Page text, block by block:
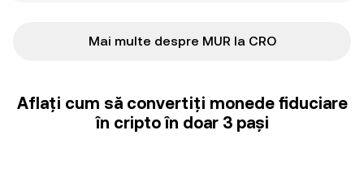
Mai multe despre MUR la CRO
Aflați cum să convertiți monede fiduciare
în cripto în doar 3 pași